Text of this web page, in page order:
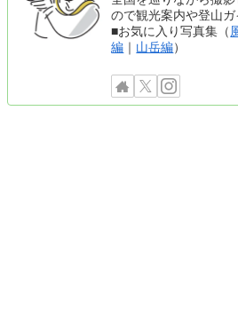
ので観光案内や登山ガ
■お気に入り写真集（
編 ｜ 山岳編）